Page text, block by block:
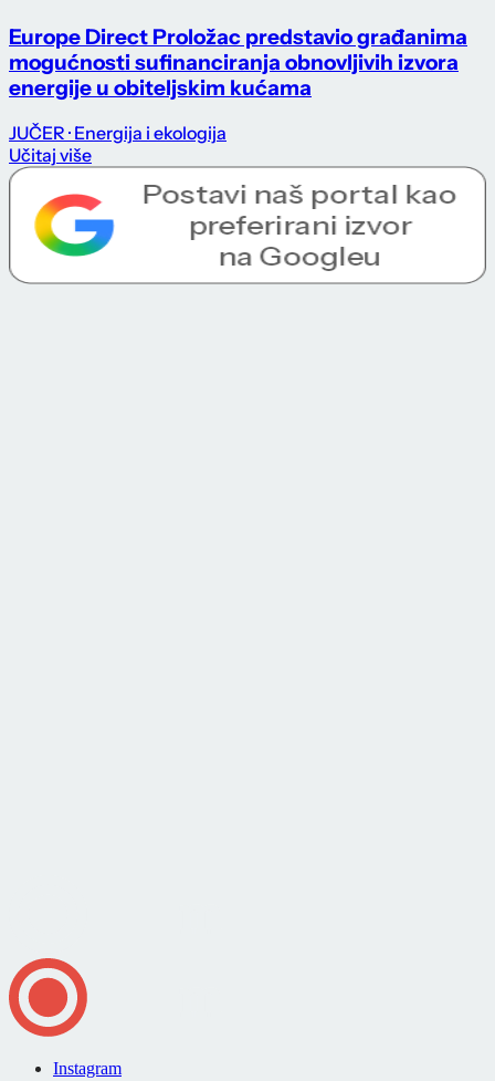
Europe Direct Proložac predstavio građanima
mogućnosti sufinanciranja obnovljivih izvora
energije u obiteljskim kućama
JUČER · Energija i ekologija
Učitaj više
Instagram